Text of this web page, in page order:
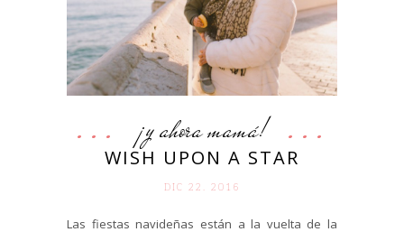
¡y ahora mamá!
WISH UPON A STAR
DIC 22. 2016
Las fiestas navideñas están a la vuelta de la